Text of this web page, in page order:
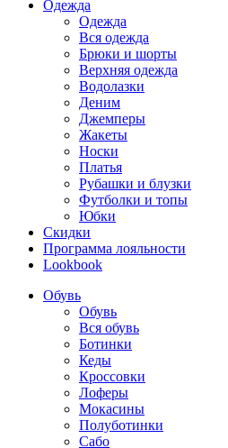
Одежда
Одежда
Вся одежда
Брюки и шорты
Верхняя одежда
Водолазки
Деним
Джемперы
Жакеты
Носки
Платья
Рубашки и блузки
Футболки и топы
Юбки
Скидки
Программа лояльности
Lookbook
Обувь
Обувь
Вся обувь
Ботинки
Кеды
Кроссовки
Лоферы
Мокасины
Полуботинки
Сабо